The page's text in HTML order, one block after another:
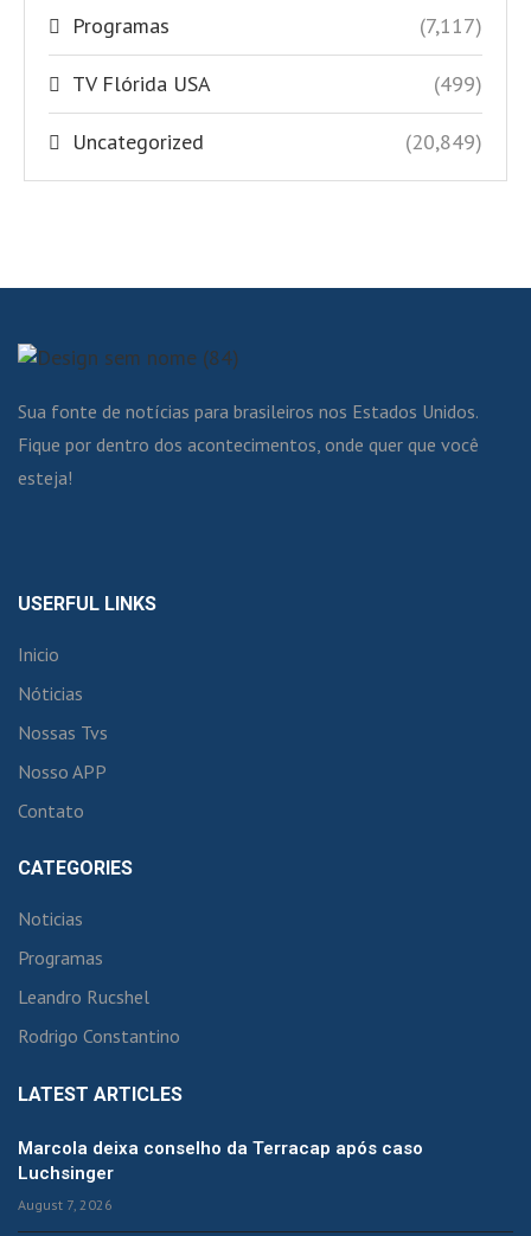
Programas (7,117)
TV Flórida USA (499)
Uncategorized (20,849)
Sua fonte de notícias para brasileiros nos Estados Unidos.
Fique por dentro dos acontecimentos, onde quer que você
esteja!
USERFUL LINKS
Inicio
Nóticias
Nossas Tvs
Nosso APP
Contato
CATEGORIES
Noticias
Programas
Leandro Rucshel
Rodrigo Constantino
LATEST ARTICLES
Marcola deixa conselho da Terracap após caso
Luchsinger
August 7, 2026